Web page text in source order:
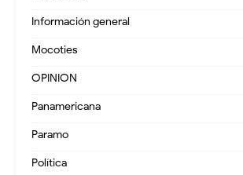
Información general
Mocoties
OPINION
Panamericana
Paramo
Política